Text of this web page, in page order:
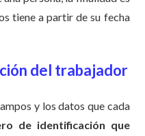
tiene a partir de su fecha
del trabajador
y los datos que cada
de identificación que